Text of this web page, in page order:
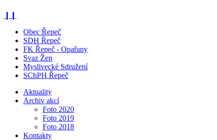
Obec Řepeč
SDH Řepeč
FK Řepeč - Opařany
Svaz Žen
Myslivecké Sdružení
SChPH Řepeč
Aktuality
Archiv akcí
Foto 2020
Foto 2019
Foto 2018
Kontakty